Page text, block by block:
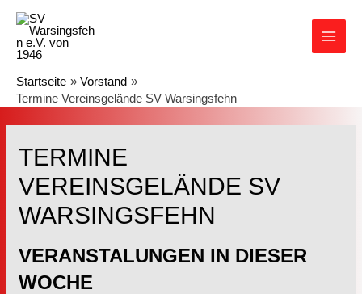
Startseite
Vorstand
Termine Vereinsgelände SV Warsingsfehn
TERMINE
VEREINSGELÄNDE SV
WARSINGSFEHN
VERANSTALUNGEN IN DIESER
WOCHE